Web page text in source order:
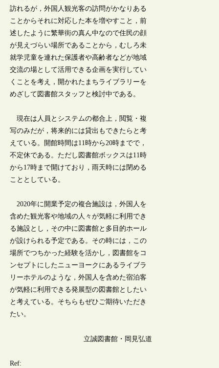
訪れるが，外国人観光客の訪問がかなりある
ことからそれに対応した本を増やすこと，前
述したように繁華街の真ん中なので住民の顔
が見えづらい場所であることから，むしろ未
就学児童を連れた保護者や高齢者などが地域
交流の場として活用できる企画を実行してい
くことを考え，開かれたまちライブラリーを
めざして図書館スタッフと検討中である。
現在は人員とシステムの都合上，閲覧・複
写のみだが，将来的には貸出もできたらと考
えている。開館時間は11時から20時までで，
不定休である。ただし図書館ボックスは11時
から17時まで開けており，雨天時には閉める
こととしている。
2020年に開業予定の複合施設は，外国人を
含めた観光客や地域の人々が気軽に利用でき
る施設とし，その中に図書館と多目的ホール
が設けられる予定である。その時には，この
場所でつちかった経験を活かし，図書館をコ
ンセプトにしたニューヨークにあるライブラ
リーホテルのような，外国人を含めた宿泊客
が気軽に利用できる発展型の図書館としたい
と考えている。そちらもぜひご期待いただき
たい。
立誠図書館・岡見弘道
Ref: